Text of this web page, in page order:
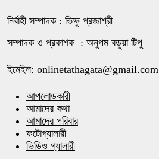
নির্বাহী সম্পাদক : ভিক্ষু প্রজ্ঞাশ্রী
সম্পাদক ও প্রকাশক : অনুপম বড়ুয়া টিপু
ইমেইল: onlinetathagata@gmail.com
আপলোডকারী
আমাদের কথা
আমাদের পরিবার
ফটোগ্যালারী
ভিডিও গ্যালারী